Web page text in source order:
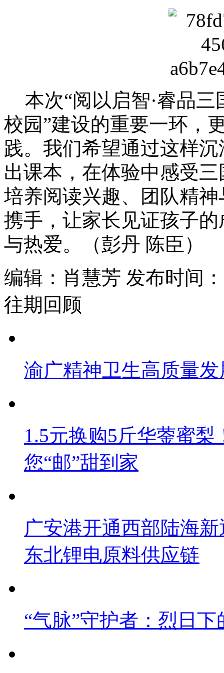
本次“阅以启智·睿品
校园”建设的重要一环，
践。我们希望通过这样
出课本，在体验中感受
培养阅读兴趣、团队精
携手，让家长见证孩子
与热爱。（彭丹 陈臣）
编辑：肖慧芳 发布时间
往期回顾
渝广精神卫生高质量
1.5元换购5斤华蓥蜜梨
您“邮”甜到家
广安港开通西部陆海
东北锂电原料供应链
“气脉”守护者：烈日下